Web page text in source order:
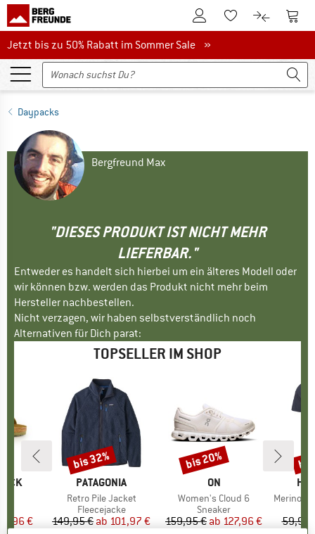
Zum KundenkontoZum Merkzettel.
Zum Zum
Jetzt bis zu 50% Rabatt im Sommer Sale
Jetzt bis zu 50% Rabatt im Sommer Sale »
Daypacks
Bergfreund Max
"DIESES PRODUKT IST NICHT MEHR
LIEFERBAR."
Entweder es handelt sich hierbei um ein älteres Modell oder
wir können bzw. werden das Produkt nicht mehr beim
Hersteller nachbestellen.
Nicht verzagen, wir haben selbstverständlich noch
Alternativen für Dich parat:
TOPSELLER IM SHOP
Preis
€
MARKE
PATAGONIA
Artikel
Retro Pile Jacket
Produktgruppe
Fleecejacke
Preis
149,95 € reduzierter Preis
ab 101,97 €
Rabatt
bis 32%
MARKE
ON
Artikel
Women's Cloud 6
Produktgruppe
Sneaker
Preis
159,95 € reduzierter Preis
ab 127,96 €
Rabatt
bis 20%
Artikel
MerinoMix150
59,95